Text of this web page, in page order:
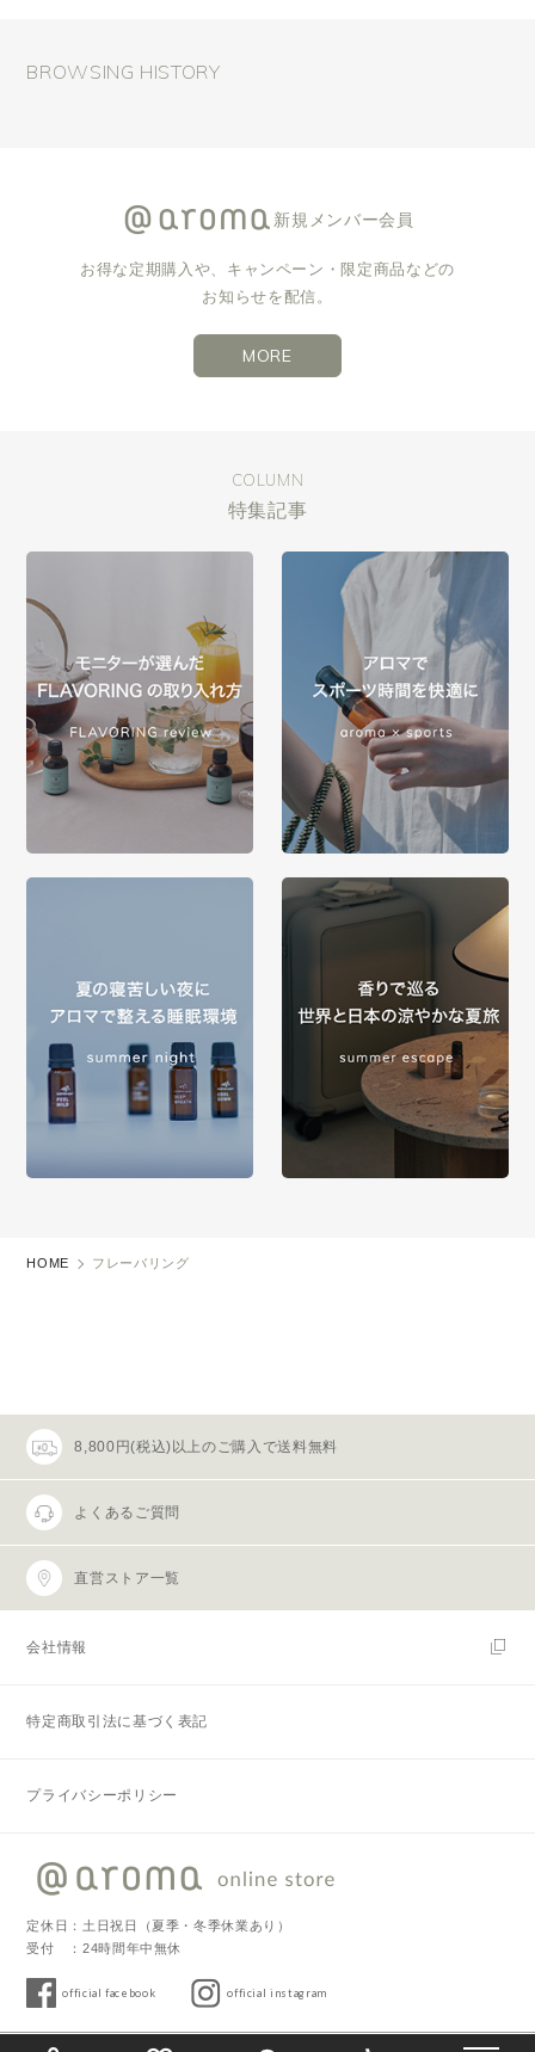
BROWSING HISTORY
新規メンバー会員
お得な定期購入や、キャンペーン・限定商品などの
お知らせを配信。
MORE
COLUMN
特集記事
HOME フレーバリング
8,800円(税込)以上のご購入で送料無料
よくあるご質問
直営ストア一覧
会社情報
特定商取引法に基づく表記
プライバシーポリシー
定休日：土日祝日（夏季・冬季休業あり）
受付 ：24時間年中無休
official facebook official instagram